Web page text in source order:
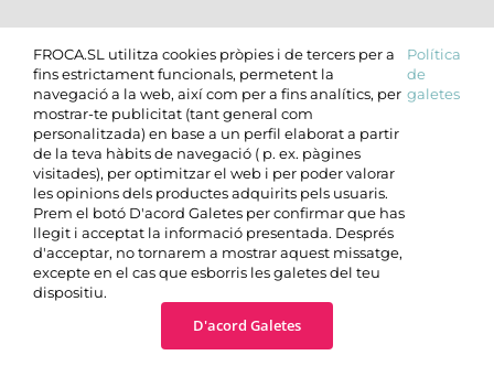
FROCA.SL utilitza cookies pròpies i de tercers per a
fins estrictament funcionals, permetent la
navegació a la web, així com per a fins analítics, per
mostrar-te publicitat (tant general com
personalitzada) en base a un perfil elaborat a partir
de la teva hàbits de navegació ( p. ex. pàgines
visitades), per optimitzar el web i per poder valorar
les opinions dels productes adquirits pels usuaris.
Prem el botó D'acord Galetes per confirmar que has
llegit i acceptat la informació presentada. Després
d'acceptar, no tornarem a mostrar aquest missatge,
excepte en el cas que esborris les galetes del teu
dispositiu.
Política
de
galetes
D'acord Galetes